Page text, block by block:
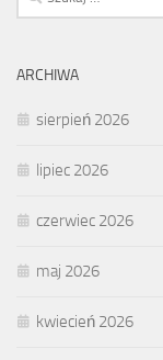
ARCHIWA
sierpień 2026
lipiec 2026
czerwiec 2026
maj 2026
kwiecień 2026